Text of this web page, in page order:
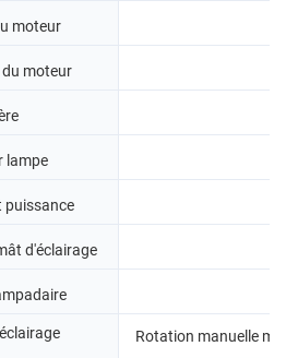
moteur
moteur
lampe
puissance
d'éclairage
Rotation manuelle